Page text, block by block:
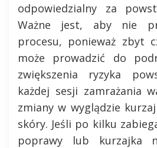
odpowiedzialny za
Ważne jest, aby nie
procesu, ponieważ zbyt
może prowadzić do
zwiększenia ryzyka
każdej sesji zamrażania
zmiany w wyglądzie
skóry. Jeśli po kilku
poprawy lub kurzajka